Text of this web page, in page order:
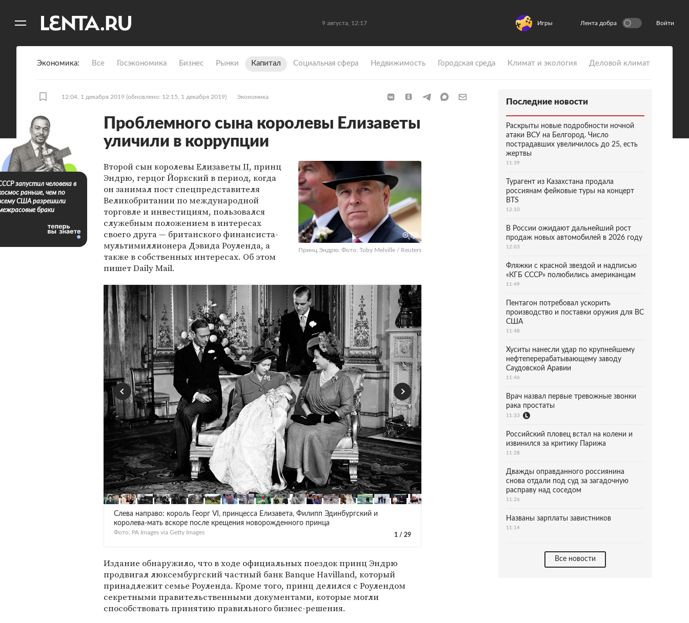
9 августа, 12:17 Игры Лента добра Войти
Экономика Все Госэкономика Бизнес Рынки Капитал Социальная сфера Недвижимость Городская среда Климат и экология Деловой климат
12:04, 1 декабря 2019 (обновлено: 12:15, 1 декабря 2019) Экономика
Проблемного сына королевы Елизаветы
уличили в коррупции
Принц Эндрю. Фото: Toby Melville / Reuters
Второй сын королевыЕлизаветы II, принц
Эндрю, герцог Йоркский в период, когда
он занимал пост спецпредставителя
Великобритании по международной
торговле и инвестициям, пользовался
служебным положением в интересах
своего друга — британского финансиста-
мультимиллионера Дэвида Роуленда, а
также в собственных интересах. Об этом
пишет Daily Mail.
1 / 29
Слева направо: король Георг VI, принцесса Елизавета, Филипп Эдинбургский и
королева-мать вскоре после крещения новорожденного принца
Фото: PA Images via Getty Images
Издание обнаружило, что в ходе официальных поездок принц Эндрю
продвигал люксембургский частный банк Banque Havilland, который
принадлежит семье Роуленда. Кроме того, принц делился с Роулендом
секретными правительственными документами, которые могли
способствовать принятию правильного бизнес-решения.
запустил человека в
раньше, чем по
США разрешили
браки
Последние новости
Раскрыты новые подробности ночной
атаки ВСУ на Белгород. Число
пострадавших увеличилось до 25, есть
жертвы
11:39
Турагент из Казахстана продала
россиянам фейковые туры на концерт
BTS
12:10
В России ожидают дальнейший рост
продаж новых автомобилей в 2026 году
12:03
Фляжки с красной звездой и надписью
«КГБ СССР» полюбились американцам
11:49
Пентагон потребовал ускорить
производство и поставки оружия для ВС
США
11:48
Хуситы нанесли удар по крупнейшему
нефтеперерабатывающему заводу
Саудовской Аравии
11:46
Врач назвал первые тревожные звонки
рака простаты
11:33
Российский пловец встал на колени и
извинился за критику Парижа
11:28
Дважды оправданного россиянина
снова отдали под суд за загадочную
расправу над соседом
11:26
Названы зарплаты завистников
11:14
Все новости